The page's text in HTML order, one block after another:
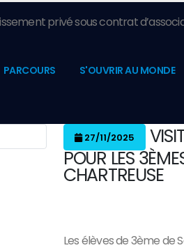
privé sous contrat
PARCOURS S'OUVRIR AU MONDE
27/11/2025
POUR LES
CHARTREUSE
Les élèves de 3ème de